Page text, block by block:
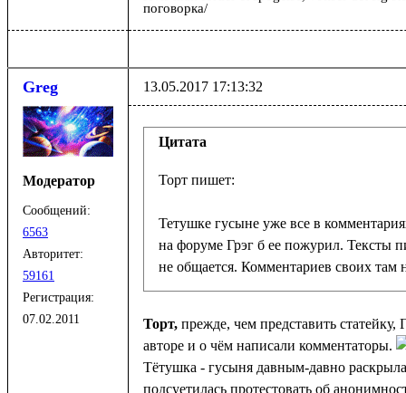
поговорка/
Greg
Модератор
Сообщений:
6563
Авторитет:
59161
Регистрация:
07.02.2011
13.05.2017 17:13:32
Цитата
Тетушке гусыне уже все в
на форуме Грэг б ее пожурил. Тексты
не общается. Комментариев своих
Торт, прежде, чем представить статейку,
авторе и о чём написали комментаторы.
Тётушка - гусыня давным-давно
подсуетилась протестовать об